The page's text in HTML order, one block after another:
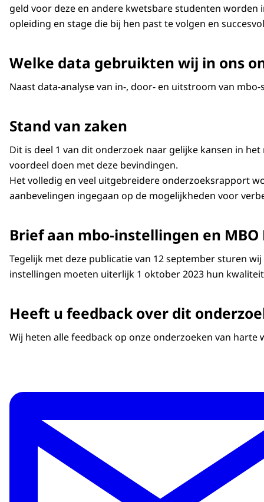
geld voor deze en andere kwetsbare studenten
opleiding en stage die bij hen past te volgen en
Welke data gebruikten wij in ons
Naast data-analyse van in-, door- en uitstroom van
Stand van zaken
Dit is deel 1 van dit onderzoek naar gelijke kansen in
voordeel doen met deze bevindingen.
Het volledig en veel uitgebreidere onderzoeksrapport
aanbevelingen ingegaan op de mogelijkheden voor
Brief aan mbo-instellingen en MBO
Tegelijk met deze publicatie van 12 september sturen
instellingen moeten uiterlijk 1 oktober 2023 hun
Heeft u feedback over dit
Wij heten alle feedback op onze onderzoeken van